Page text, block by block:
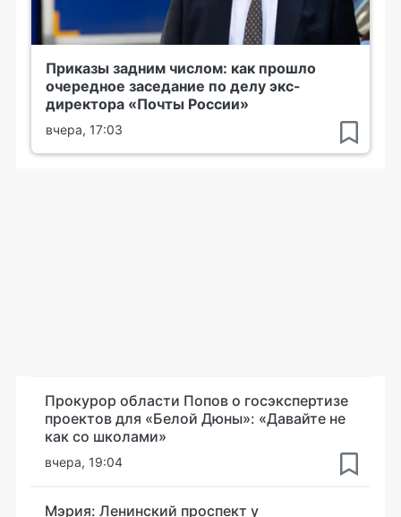
Приказы задним числом: как прошло
очередное заседание по делу экс-
директора «Почты России»
вчера, 17:03
Прокурор области Попов о госэкспертизе
проектов для «Белой Дюны»: «Давайте не
как со школами»
вчера, 19:04
Мэрия: Ленинский проспект у